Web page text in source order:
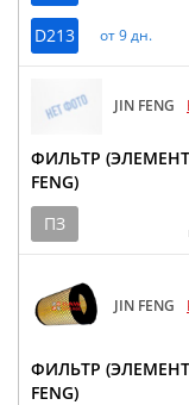
D213 от 9 дн.
JIN FENG
ФИЛЬТР
FENG)
ПЗ
JIN FENG
ФИЛЬТР
FENG)